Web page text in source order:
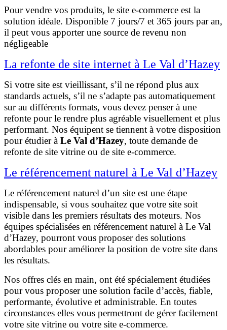
Pour vendre vos produits, le site e-commerce est la
solution idéale. Disponible 7 jours/7 et 365 jours par an,
il peut vous apporter une source de revenu non
négligeable
La refonte de site internet à Le Val d’Hazey
Si votre site est vieillissant, s’il ne répond plus aux
standards actuels, s’il ne s’adapte pas automatiquement
sur au différents formats, vous devez penser à une
refonte pour le rendre plus agréable visuellement et plus
performant. Nos équipent se tiennent à votre disposition
pour étudier à Le Val d’Hazey, toute demande de
refonte de site vitrine ou de site e-commerce.
Le référencement naturel à Le Val d’Hazey
Le référencement naturel d’un site est une étape
indispensable, si vous souhaitez que votre site soit
visible dans les premiers résultats des moteurs. Nos
équipes spécialisées en référencement naturel à Le Val
d’Hazey, pourront vous proposer des solutions
abordables pour améliorer la position de votre site dans
les résultats.
Nos offres clés en main, ont été spécialement étudiées
pour vous proposer une solution facile d’accès, fiable,
performante, évolutive et administrable. En toutes
circonstances elles vous permettront de gérer facilement
votre site vitrine ou votre site e-commerce.